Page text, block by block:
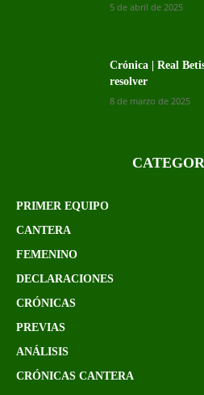
5 de abril de 2025
Crónica | Real
resolver
8 de marzo de 2025
PRIMER EQUIPO
CANTERA
FEMENINO
DECLARACIONES
CRÓNICAS
PREVIAS
ANÁLISIS
CRÓNICAS CANTERA